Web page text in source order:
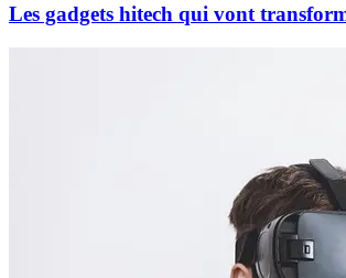
Les gadgets hitech qui vont